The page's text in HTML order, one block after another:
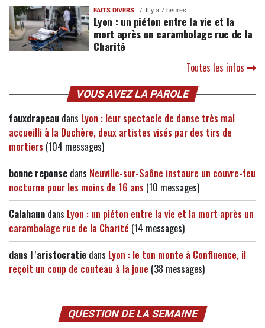
FAITS DIVERS Il y a 7 heures
Lyon : un piéton entre la vie et la
mort après un carambolage rue de la
Charité
Toutes les infos
VOUS AVEZ LA PAROLE
fauxdrapeau dans Lyon : leur spectacle de danse très mal
accueilli à la Duchère, deux artistes visés par des tirs de
mortiers (104 messages)
bonne reponse dans Neuville-sur-Saône instaure un couvre-feu
nocturne pour les moins de 16 ans (10 messages)
Calahann dans Lyon : un piéton entre la vie et la mort après un
carambolage rue de la Charité (14 messages)
dans l 'aristocratie dans Lyon : le ton monte à Confluence, il
reçoit un coup de couteau à la joue (38 messages)
QUESTION DE LA SEMAINE